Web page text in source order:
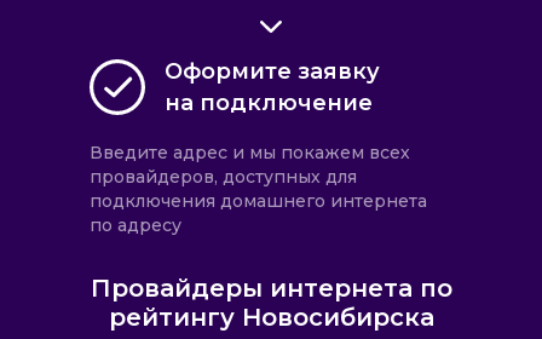
Оформите заявку
на подключение
Введите адрес и мы покажем всех
провайдеров, доступных для
подключения домашнего интернета
по адресу
Провайдеры интернета по
рейтингу Новосибирска